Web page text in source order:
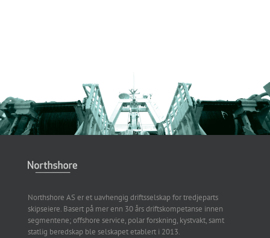
Northshore AS er et uavhengig driftsselskap for tredjeparts
skipseiere. Basert på mer enn 30 års driftskompetanse innen
segmentene; offshore service, polar forskning, kystvakt, samt
statlig beredskap ble selskapet etablert i 2013.